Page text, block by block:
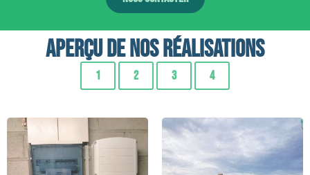
Aperçu de nos réalisations
1 2 3 4